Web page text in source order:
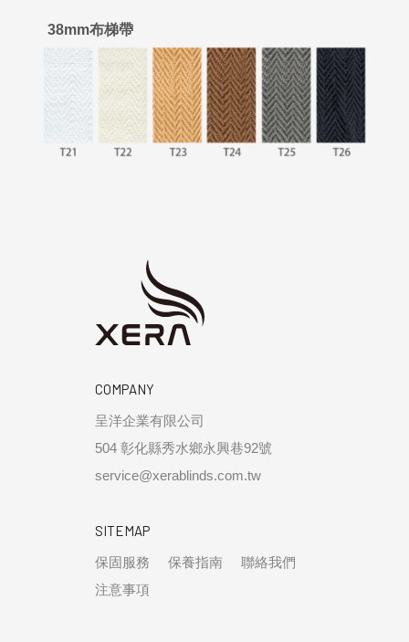
38mm布梯帶
COMPANY
呈洋企業有限公司
504 彰化縣秀水鄉永興巷92號
service@xerablinds.com.tw
SITEMAP
保固服務 保養指南
聯絡我們
注意事項